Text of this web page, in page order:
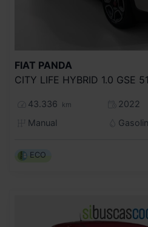
FIAT PANDA
43.336 km
2022
Manual
ECO